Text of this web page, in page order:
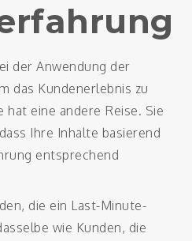
der Anwendung der
das Kundenerlebnis zu
hat eine andere Reise. Sie
Ihre Inhalte basierend
entsprechend
die ein Last-Minute-
wie Kunden, die